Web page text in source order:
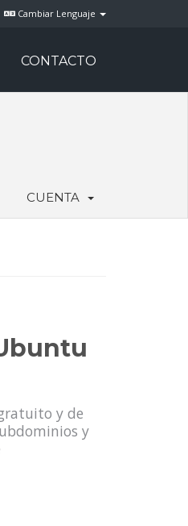
Cambiar Lenguaje
CONTACTO
CUENTA
y de
y